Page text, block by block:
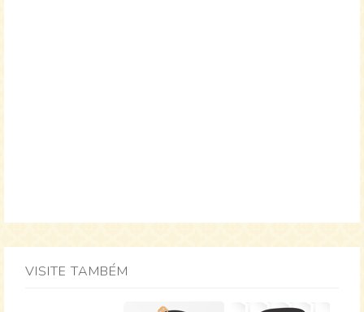
VISITE TAMBÉM